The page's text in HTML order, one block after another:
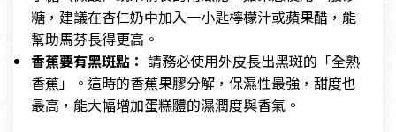
糖，建議在杏仁奶中加入一小匙檸檬汁或蘋果醋，能
幫助馬芬長得更高。
香蕉要有黑斑點： 請務必使用外皮長出黑斑的「全熟
香蕉」。這時的香蕉果膠分解，保濕性最強，甜度也
最高，能大幅增加蛋糕體的濕潤度與香氣。